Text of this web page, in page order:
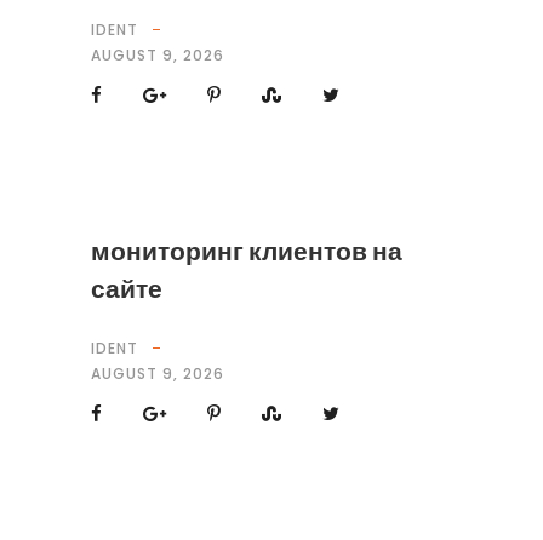
IDENT
AUGUST 9, 2026
мониторинг клиентов на
сайте
IDENT
AUGUST 9, 2026